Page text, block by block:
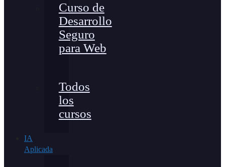
Curso de
Desarrollo
Seguro
para Web
Todos
los
cursos
IA
Aplicada